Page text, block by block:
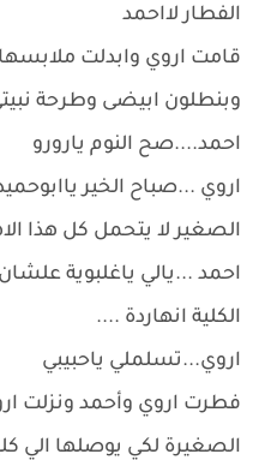
الفطار لااحمد
قامت اروي وابدلت ملابسها
وبنطلون ابيضى وطرحة
احمد....صح النوم يارورو
اروي ...صباح الخير
الصغير لا يتحمل كل هذا
احمد ...يالي ياغلبوية
الكلية انهاردة ....
اروي...تسلملي ياحبيبي
فطرت اروي وأحمد ونزلت
الصغيرة لكي يوصلها الي